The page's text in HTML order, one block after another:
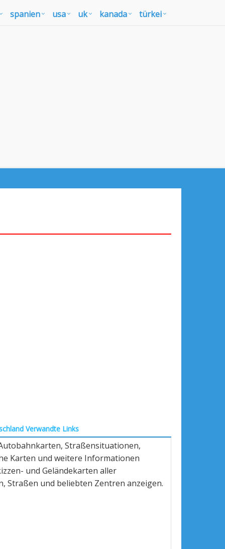
spanien usa uk kanada türkei
Verwandte Links
Straßensituationen,
Karten und weitere Informationen
und Geländekarten aller
Straßen und beliebten Zentren anzeigen.